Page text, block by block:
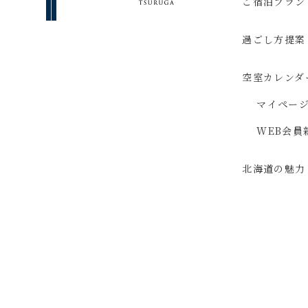
過ごし方提案
空室カレンダ
マイペー
WEB会員
北海道の魅力